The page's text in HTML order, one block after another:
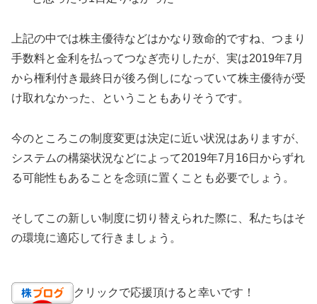
上記の中では株主優待などはかなり致命的ですね、つまり
手数料と金利を払ってつなぎ売りしたが、実は2019年7月
から権利付き最終日が後ろ倒しになっていて株主優待が受
け取れなかった、ということもありそうです。
今のところこの制度変更は決定に近い状況はありますが、
システムの構築状況などによって2019年7月16日からずれ
る可能性もあることを念頭に置くことも必要でしょう。
そしてこの新しい制度に切り替えられた際に、私たちはそ
の環境に適応して行きましょう。
クリックで応援頂けると幸いです！